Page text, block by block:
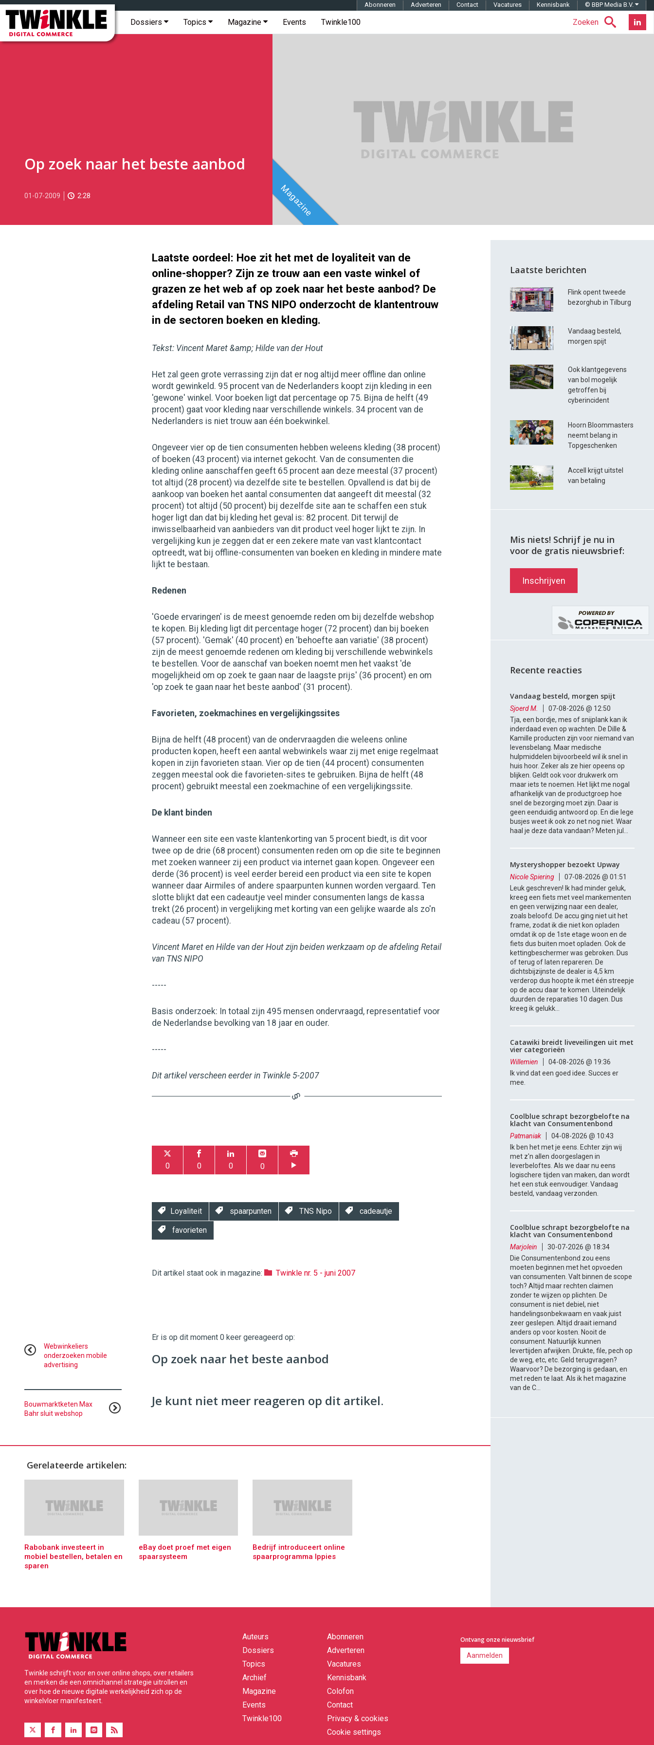
Twinkle
Digital
Commerce
Hoofdmenu Zoeken
Dossiers Topics Magazine Events Twinkle100
Topmenu Abonneren Adverteren Contact Vacatures Kennisbank © BBP Media B.V.
Op zoek naar het beste aanbod
2009-
2017-
01-07-2009 2:28 Magazine
Magazine
Laatste oordeel: Hoe zit het met de loyaliteit van de
online-shopper? Zijn ze trouw aan een vaste winkel of
grazen ze het web af op zoek naar het beste aanbod? De
afdeling Retail van TNS NIPO onderzocht de klantentrouw
in de sectoren boeken en kleding.
Tekst: Vincent Maret &amp; Hilde van der Hout
Het zal geen grote verrassing zijn dat er nog altijd meer offline dan online
wordt gewinkeld. 95 procent van de Nederlanders koopt zijn kleding in een
'gewone' winkel. Voor boeken ligt dat percentage op 75. Bijna de helft (49
procent) gaat voor kleding naar verschillende winkels. 34 procent van de
Nederlanders is niet trouw aan één boekwinkel.
Ongeveer vier op de tien consumenten hebben weleens kleding (38 procent)
of boeken (43 procent) via internet gekocht. Van de consumenten die
kleding online aanschaffen geeft 65 procent aan deze meestal (37 procent)
tot altijd (28 procent) via dezelfde site te bestellen. Opvallend is dat bij de
aankoop van boeken het aantal consumenten dat aangeeft dit meestal (32
procent) tot altijd (50 procent) bij dezelfde site aan te schaffen een stuk
hoger ligt dan dat bij kleding het geval is: 82 procent. Dit terwijl de
inwisselbaarheid van aanbieders van dit product veel hoger lijkt te zijn. In
vergelijking kun je zeggen dat er een zekere mate van vast klantcontact
optreedt, wat bij offline-consumenten van boeken en kleding in mindere mate
lijkt te bestaan.
Redenen
'Goede ervaringen' is de meest genoemde reden om bij dezelfde webshop
te kopen. Bij kleding ligt dit percentage hoger (72 procent) dan bij boeken
(57 procent). 'Gemak' (40 procent) en 'behoefte aan variatie' (38 procent)
zijn de meest genoemde redenen om kleding bij verschillende webwinkels
te bestellen. Voor de aanschaf van boeken noemt men het vaakst 'de
mogelijkheid om op zoek te gaan naar de laagste prijs' (36 procent) en om
'op zoek te gaan naar het beste aanbod' (31 procent).
Favorieten, zoekmachines en ­vergelijkingssites
Bijna de helft (48 procent) van de ondervraagden die weleens online
producten kopen, heeft een aantal webwinkels waar zij met enige regelmaat
kopen in zijn favorieten staan. Vier op de tien (44 procent) consumenten
zeggen meestal ook die favorieten-sites te gebruiken. Bijna de helft (48
procent) gebruikt meestal een zoekmachine of een vergelijkingssite.
De klant binden
Wanneer een site een vaste klantenkorting van 5 procent biedt, is dit voor
twee op de drie (68 procent) consumenten reden om op die site te beginnen
met zoeken wanneer zij een product via internet gaan kopen. Ongeveer een
derde (36 procent) is veel eerder bereid een product via een site te kopen
wanneer daar Airmiles of andere spaarpunten kunnen worden vergaard. Ten
slotte blijkt dat een cadeautje veel minder consumenten langs de kassa
trekt (26 procent) in vergelijking met korting van een gelijke waarde als zo'n
cadeau (57 procent).
Vincent Maret en Hilde van der Hout zijn beiden werkzaam op de afdeling Retail
van TNS NIPO
-----
Basis onderzoek: In totaal zijn 495 mensen ondervraagd, representatief voor
de Nederlandse bevolking van 18 jaar en ouder.
-----
Dit artikel verscheen eerder in Twinkle 5-2007
0 0 0 0
Loyaliteit spaarpunten TNS Nipo cadeautje
favorieten
Dit artikel staat ook in magazine: Twinkle nr. 5 - juni 2007
Digital
96 54
Er is op dit moment 0 keer gereageerd op:
Op zoek naar het beste aanbod
Je kunt niet meer reageren op dit artikel.
Webwinkeliers
onderzoeken mobile
advertising
Bouwmarktketen Max
Bahr sluit webshop
Gerelateerde artikelen:
Rabobank investeert in
mobiel bestellen, betalen en
sparen
eBay doet proef met eigen
spaarsysteem
Bedrijf introduceert online
spaarprogramma Ippies
Laatste berichten
Flink opent tweede
bezorghub in Tilburg
Vandaag besteld,
morgen spijt
Ook klantgegevens
van bol mogelijk
getroffen bij
cyberincident
Hoorn Bloommasters
neemt belang in
Topgeschenken
Accell krijgt uitstel
van betaling
Mis niets! Schrijf je nu in
voor de gratis nieuwsbrief:
Inschrijven
Recente reacties
Vandaag besteld, morgen spijt
Sjoerd M.
07-08-2026 @ 12:50
Tja, een bordje, mes of snijplank kan ik
inderdaad even op wachten. De Dille &
Kamille producten zijn voor niemand van
levensbelang. Maar medische
hulpmiddelen bijvoorbeeld wil ik snel in
huis hoor. Zeker als ze hier opeens op
blijken. Geldt ook voor drukwerk om
maar iets te noemen. Het lijkt me nogal
afhankelijk van de productgroep hoe
snel de bezorging moet zijn. Daar is
geen eenduidig antwoord op. En die lege
busjes weet ik ook zo net nog niet. Waar
haal je deze data vandaan? Meten jul...
Mysteryshopper bezoekt Upway
Nicole Spiering
07-08-2026 @ 01:51
Leuk geschreven! Ik had minder geluk,
kreeg een fiets met veel mankementen
en geen verwijzing naar een dealer,
zoals beloofd. De accu ging niet uit het
frame, zodat ik die niet kon opladen
omdat ik op de 1ste etage woon en de
fiets dus buiten moet opladen. Ook de
kettingbeschermer was gebroken. Dus
of terug of laten repareren. De
dichtsbijzijnste de dealer is 4,5 km
verderop dus hoopte ik met één streepje
op de accu daar te komen. Uiteindelijk
duurden de reparaties 10 dagen. Dus
kreeg ik gelukk...
Catawiki breidt liveveilingen uit met
vier categorieën
Willemien
04-08-2026 @ 19:36
Ik vind dat een goed idee. Succes er
mee.
Coolblue schrapt bezorgbelofte na
klacht van Consumentenbond
Patmaniak
04-08-2026 @ 10:43
Ik ben het met je eens. Echter zijn wij
met z'n allen doorgeslagen in
leverbeloftes. Als we daar nu eens
logischere tijden van maken, dan wordt
het een stuk eenvoudiger. Vandaag
besteld, vandaag verzonden.
Coolblue schrapt bezorgbelofte na
klacht van Consumentenbond
Marjolein
30-07-2026 @ 18:34
Die Consumentenbond zou eens
moeten beginnen met het opvoeden
van consumenten. Valt binnen de scope
toch? Altijd maar rechten claimen
zonder te wijzen op plichten. De
consument is niet debiel, niet
handelingsonbekwaam en vaak juist
zeer geslepen. Altijd draait iemand
anders op voor kosten. Nooit de
consument. Natuurlijk kunnen
levertijden afwijken. Drukte, file, pech op
de weg, etc, etc. Geld terugvragen?
Waarvoor? De bezorging is gedaan, en
met reden te laat. Als ik het magazine
van de C...
Twinkle schrijft voor en over online shops, over retailers
en merken die een omnichannel strategie uitrollen en
over hoe de nieuwe digitale werkelijkheid zich op de
winkelvloer manifesteert.
Quick
links
Auteurs
Dossiers
Topics
Archief
Magazine
Events
Twinkle100
Abonneren
Adverteren
Vacatures
Kennisbank
Colofon
Contact
Privacy & cookies
Cookie settings
Ontvang onze nieuwsbrief
Aanmelden